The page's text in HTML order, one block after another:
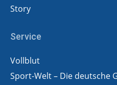
Story
Service
Vollblut
Sport-Welt – Die deutsche